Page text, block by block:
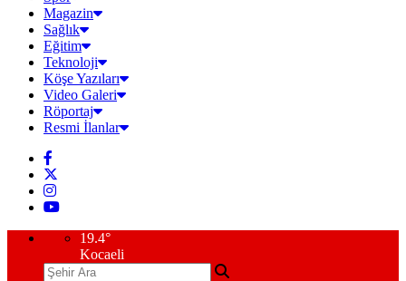
Magazin
Sağlık
Eğitim
Teknoloji
Köşe Yazıları
Video Galeri
Röportaj
Resmi İlanlar
19.4°
Kocaeli